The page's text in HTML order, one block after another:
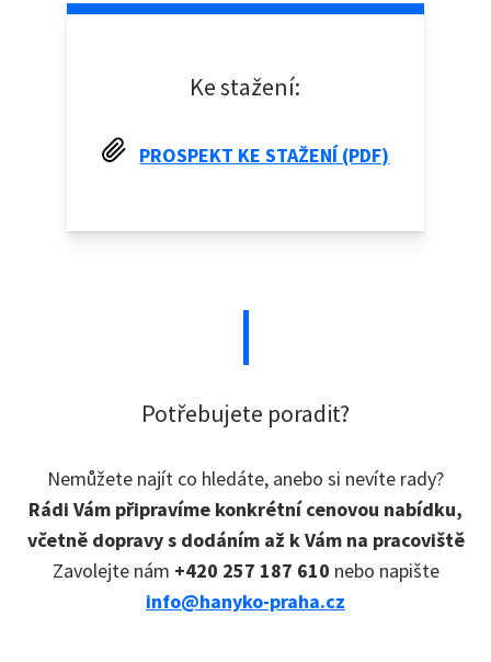
Ke stažení:
PROSPEKT KE STAŽENÍ (PDF)
Potřebujete poradit?
Nemůžete najít co hledáte, anebo si nevíte rady?
Rádi Vám připravíme konkrétní cenovou nabídku,
včetně dopravy s dodáním až k Vám na pracoviště
Zavolejte nám +420 257 187 610 nebo napište
info@hanyko-praha.cz